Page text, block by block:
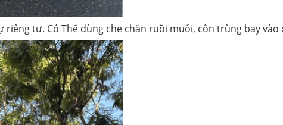
riêng tư. Có Thể dùng che chắn ruồi muỗi, côn trùng bay vào